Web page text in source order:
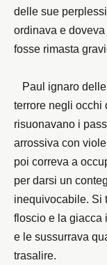
delle sue
ordinava e
fosse rimasta
Paul ignaro
terrore negli occhi
risuonavano i
arrossiva con
poi correva a
per darsi un
inequivocabile. Si
floscio e la giacca
e le sussurrava
trasalire.